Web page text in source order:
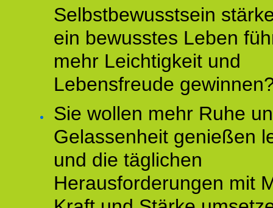
Selbstbewusstsein
ein bewusstes Leben
mehr Leichtigkeit und
Lebensfreude
Sie wollen mehr Ruhe
Gelassenheit genießen
und die täglichen
Herausforderungen mit